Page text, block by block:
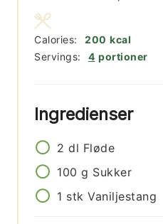
Servings: 4 portioner
Calories: 200 kcal
Ingredienser
2 dl Fløde
100 g Sukker
1 stk Vaniljestang